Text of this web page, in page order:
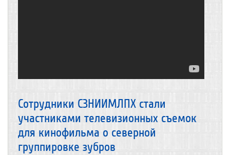
Сотрудники СЗНИИМЛПХ стали
участниками телевизионных съемок
для кинофильма о северной
группировке зубров